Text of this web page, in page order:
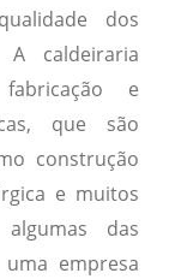
dos
caldeiraria
e
que são
construção
e muitos
das
empresa